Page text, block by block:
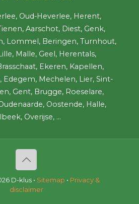
Oud-Heverlee, Herent,
Aarschot, Diest, Genk,
Lommel, Beringen, Turnhout,
Malle, Geel, Herentals,
Ekeren, Kapellen,
Edegem, Mechelen, Lier, Sint-
Gent, Brugge, Roeselare,
Oostende, Halle,
Overijse, ...
D-klus • Sitemap • Privacy &
disclaimer